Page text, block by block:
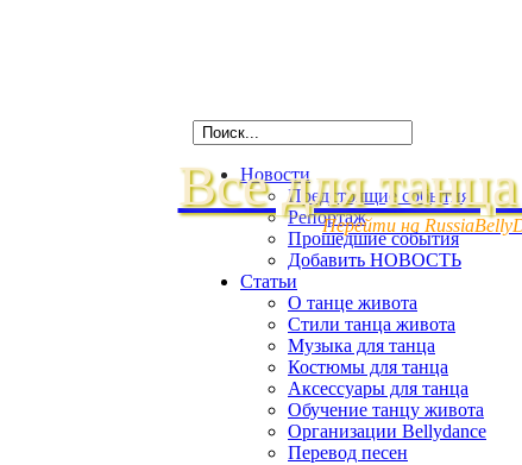
Все для
Перейти на
Новости
Предстоящие события
Репортаж
Прошедшие события
Добавить НОВОСТЬ
Статьи
О танце живота
Стили танца живота
Музыка для танца
Костюмы для танца
Аксессуары для танца
Обучение танцу живота
Организации Bellydance
Перевод песен